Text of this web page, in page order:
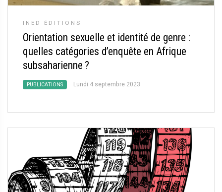
INED ÉDITIONS
Orientation sexuelle et identité de genre :
quelles catégories d’enquête en Afrique
subsaharienne ?
PUBLICATIONS Lundi 4 septembre 2023